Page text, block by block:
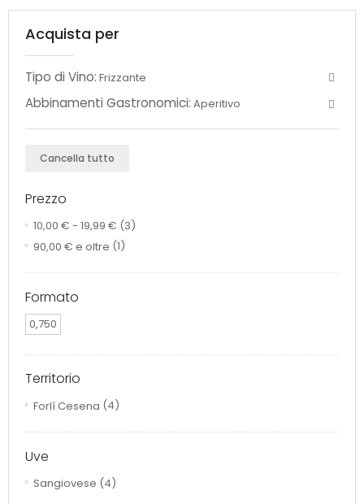
Acquista per
Tipo di Vino: Frizzante
Abbinamenti Gastronomici: Aperitivo
Cancella tutto
Prezzo
10,00 € - 19,99 € (3)
90,00 € e oltre (1)
Formato
0,750
Territorio
Forlì Cesena (4)
Uve
Sangiovese (4)